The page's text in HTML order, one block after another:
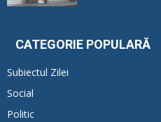
CATEGORIE POPULARĂ
Subiectul Zilei
Social
Politic